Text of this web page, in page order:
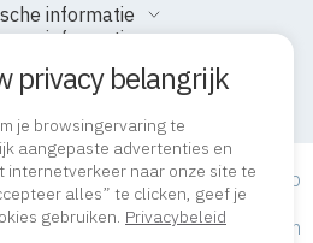
privacy belangrijk
je browsingervaring te
aangepaste advertenties en
internetverkeer naar onze site te
alles” te clicken, geef je
gebruiken. Privacybeleid
informatie
informatie
op onze site is gebaseerd op
van de geneeskunde zoals die
en dient niet voor het stellen van